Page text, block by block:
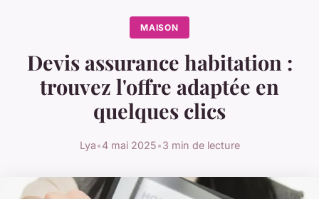
MAISON
Devis assurance habitation :
trouvez l'offre adaptée en
quelques clics
Lya•4 mai 2025•3 min de lecture